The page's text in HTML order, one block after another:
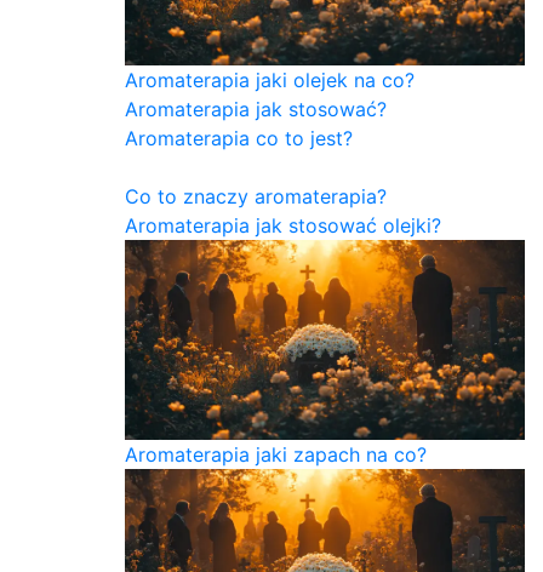
Aromaterapia jaki olejek na co?
Aromaterapia jak stosować?
Aromaterapia co to jest?
Co to znaczy aromaterapia?
Aromaterapia jak stosować olejki?
Aromaterapia jaki zapach na co?